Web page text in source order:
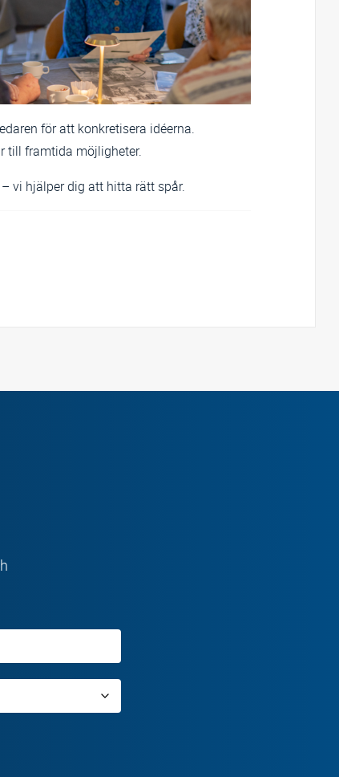
för att konkretisera idéerna.
till framtida möjligheter.
vi hjälper dig att hitta rätt spår.